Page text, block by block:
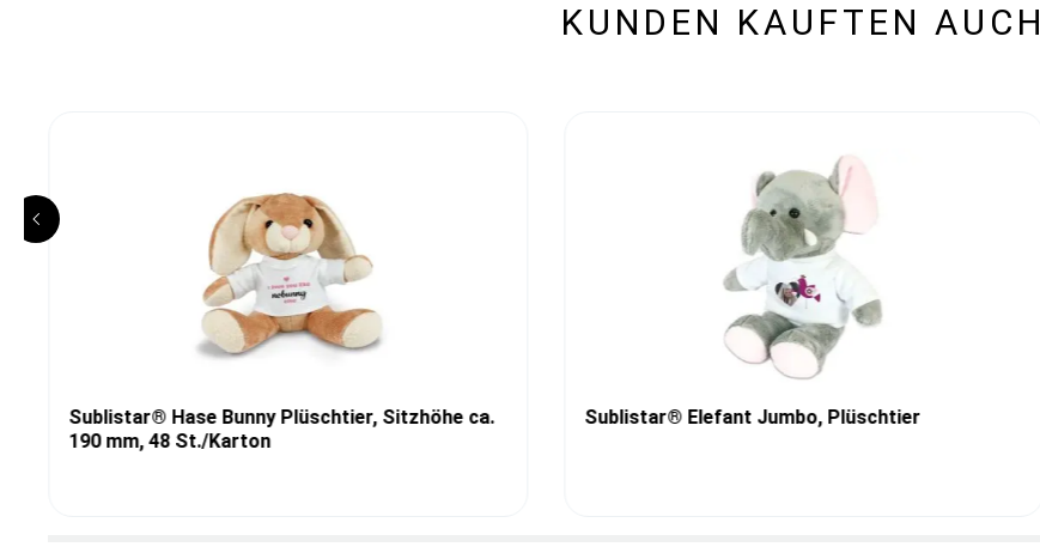
KUNDEN KAUFTEN AUCH
Sublistar® Hase Bunny Plüschtier, Sitzhöhe ca.
190 mm, 48 St./Karton
Sublistar® Elefant Jumbo, Plüschtier